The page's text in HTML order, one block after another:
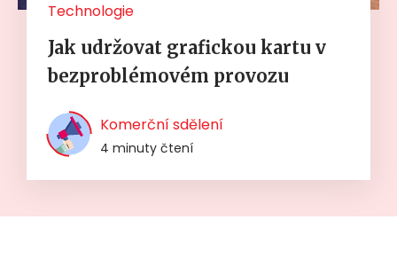
Technologie
Jak udržovat grafickou kartu v
bezproblémovém provozu
Komerční sdělení
4 minuty čtení